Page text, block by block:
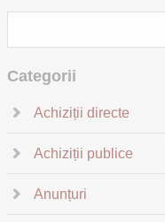
Categorii
Achiziții directe
Achiziții publice
Anunțuri